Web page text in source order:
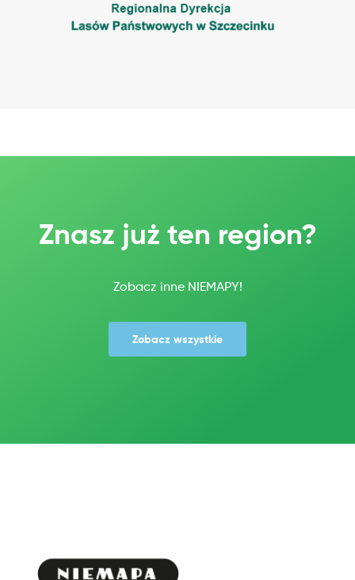
Znasz już ten region?
Zobacz inne NIEMAPY!
Zobacz wszystkie